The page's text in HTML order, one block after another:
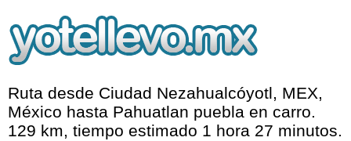
Ruta desde Ciudad Nezahualcóyotl, MEX,
México hasta Pahuatlan puebla en carro.
129 km, tiempo estimado 1 hora 27 minutos.